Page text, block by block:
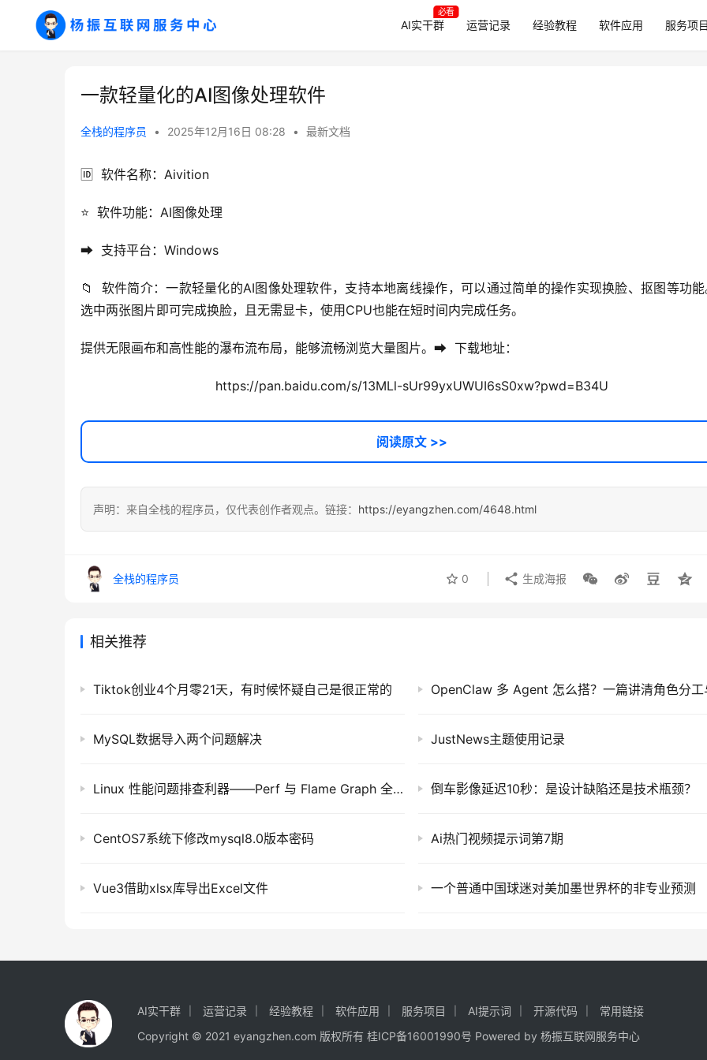
AI实干群
必看
运营记录 经验教程 软件应用 服务项目
一款轻量化的AI图像处理软件
全栈的程序员 • 2025年12月16日 08:28 • 最新文档
🆔  软件名称：Aivition
⭐️  软件功能：AI图像处理
➡️  支持平台：Windows
📁  软件简介：一款轻量化的AI图像处理软件，支持本地离线操作，可以通过简单的操作实现换脸、抠图等功
选中两张图片即可完成换脸，且无需显卡，使用CPU也能在短时间内完成任务。
提供无限画布和高性能的瀑布流布局，能够流畅浏览大量图片。➡️  下载地址：
https://pan.baidu.com/s/13MLl-sUr99yxUWUI6sS0xw?pwd=B34U
阅读原文 >>
声明：来自全栈的程序员，仅代表创作者观点。链接： https://eyangzhen.com/4648.html
全栈的程序员 0 生成海报
相关推荐
Tiktok创业4个月零21天，有时候怀疑自己是很正常的
MySQL数据导入两个问题解决 JustNews主题使用记录
Linux 性能问题排查利器——Perf 与 Flame Graph 全流程实践 倒车影像延迟10秒：是设计缺陷还是技术瓶颈？
CentOS7系统下修改mysql8.0版本密码 Ai热门视频提示词第7期
Vue3借助xlsx库导出Excel文件 一个普通中国球迷对美加墨世界杯的非专业预测
AI实干群 运营记录 经验教程 软件应用 服务项目 AI提示词 开源代码
常用链接
Copyright © 2021 eyangzhen.com 版权所有 桂ICP备16001990号 Powered by 杨振互联网服务中心